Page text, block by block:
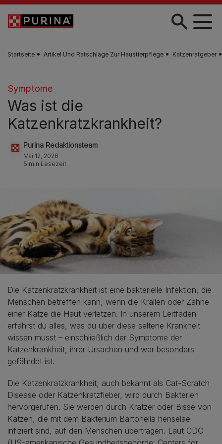
Zum Hauptinhalt springen
Startseite Artikel Und Ratschläge Zur Haustierpflege Katzenratgeber
Symptome
Was ist die
Katzenkratzkrankheit?
Purina Redaktionsteam
Mai 12, 2026
5 min Lesezeit
Die Katzenkratzkrankheit ist eine bakterielle Infektion, die
Menschen betreffen kann, wenn die Krallen oder Zähne
einer Katze die Haut verletzen. In unserem Leitfaden
erfährst du alles, was du über diese seltene Krankheit
wissen musst – einschließlich der Symptome der
Katzenkrankheit, ihrer Ursachen und wer besonders
gefährdet ist.
Die Katzenkratzkrankheit, auch bekannt als Cat-Scratch
Disease oder Katzenkratzfieber, wird durch Bakterien
hervorgerufen. Sie werden durch Kratzer oder Bisse von
Katzen, die mit dem Bakterium Bartonella henselae
infiziert sind, auf den Menschen übertragen. Laut CDC